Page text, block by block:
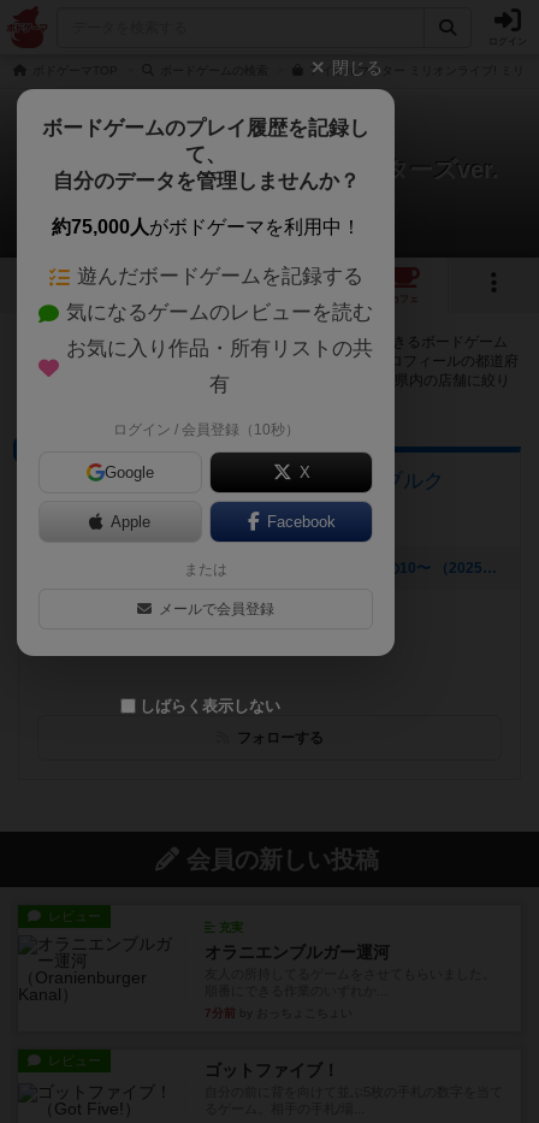
アイドルマスター ミリオンライブ! ミリ
ミリオンしょうぎ プリンセススターズver.
1店のカフェ/スペースが提供中
カフェ
ミリオンしょうぎ プリンセススターズver.で遊ぶことができるボードゲーム
カフェ・プレイスペースが1店登録されています。公開プロフィールの都道府
県が設定されたアカウントでログインすると、同じ都道府県内の店舗に絞り
ボードゲームカフェ ローゼンブルク
埼玉県川越市幸町6-1白石店舗2F号室
[NEW] 【近隣店舗のおすすめテイクアウト商品】〜その10〜 （2025年07月11日 15時03分）
遊べるボードゲーム
474個
フォローする
会員の新しい投稿
レビュー
充実
オラニエンブルガー運河
7分前
レビュー ゴットファイブ！
閉じる
ボードゲームのプレイ履歴を記録し
て、
自分のデータを管理しませんか？
約75,000人がボドゲーマを利用中！
遊んだボードゲームを記録する
気になるゲームのレビューを読む
お気に入り作品・所有リストの共
有
ログイン / 会員登録（10秒）
Google X
Apple Facebook
または
メールで会員登録
しばらく表示しない